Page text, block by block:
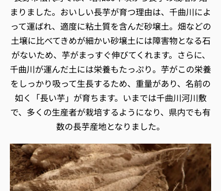
まりました。おいしい長芋が育つ理由は、千曲川によ
って運ばれ、適度に粘土質を含んだ砂壌土。畑などの
土壌に比べてきめが細かい砂壌土には障害物となる石
がないため、芋がまっすぐ伸びてくれます。さらに、
千曲川が運んだ土には栄養もたっぷり。芋がこの栄養
をしっかり吸って生長するため、重量があり、名前の
如く「長い芋」が育ちます。いまでは千曲川河川敷
で、多くの生産者が栽培するようになり、県内でも有
数の長芋産地となりました。